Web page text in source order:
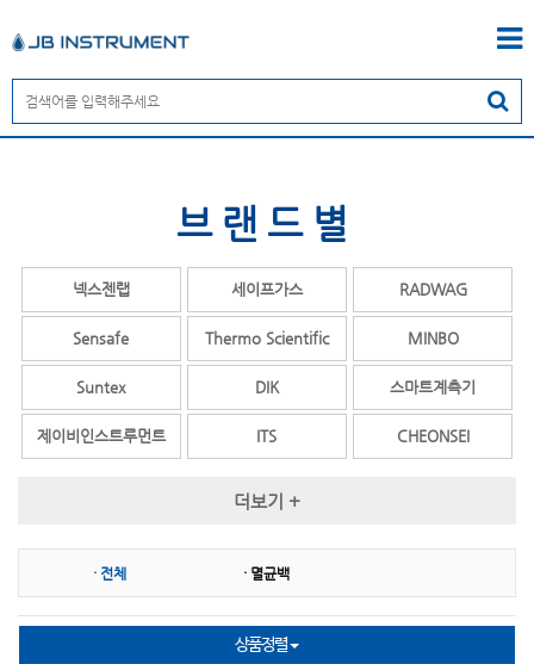
브랜드별
넥스젠랩 세이프가스 RADWAG
Sensafe Thermo Scientific MINBO
Suntex DIK 스마트계측기
제이비인스트루먼트 ITS CHEONSEI
TOA DKK HACH
ISTEK AND SUPMEA
더보기 +
· 전체 · 멸균백
상품정렬